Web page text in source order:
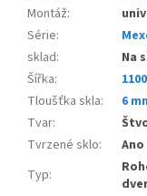
Montáž:
Série:
sklad:
Na
Šířka:
1100
Tloušťka skla:
6
Tvar:
Tvrzené sklo:
Ano
Typ: